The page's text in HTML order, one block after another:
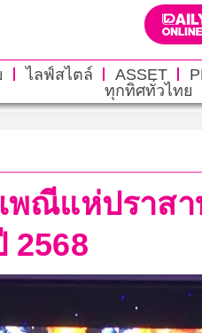
ไลฟ์สไตล์ ASSET
ทุกทิศทั่วไทย
พณีแห่ปราส
2568